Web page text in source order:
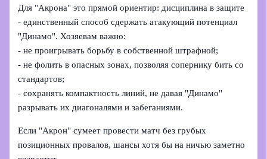
Для "Акрона" это прямой ориентир: дисциплина в защите
- единственный способ сдержать атакующий потенциал
"Динамо". Хозяевам важно:
- не проигрывать борьбу в собственной штрафной;
- не фолить в опасных зонах, позволяя сопернику бить со
стандартов;
- сохранять компактность линий, не давая "Динамо"
разрывать их диагоналями и забеганиями.
Если "Акрон" сумеет провести матч без грубых
позиционных провалов, шансы хотя бы на ничью заметно